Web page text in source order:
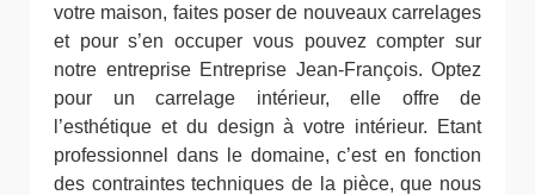
votre maison, faites poser de nouveaux carrelages
et pour s’en occuper vous pouvez compter sur
notre entreprise Entreprise Jean-François. Optez
pour un carrelage intérieur, elle offre de
l’esthétique et du design à votre intérieur. Etant
professionnel dans le domaine, c’est en fonction
des contraintes techniques de la pièce, que nous